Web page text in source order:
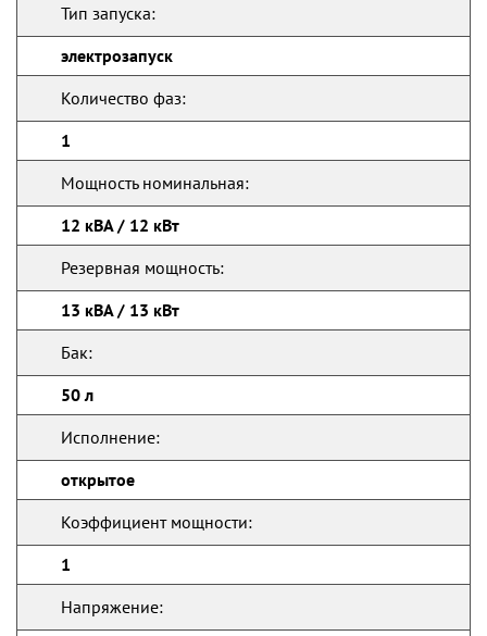
Тип запуска:
электрозапуск
Количество фаз:
1
Мощность номинальная:
12 кВА / 12 кВт
Резервная мощность:
13 кВА / 13 кВт
Бак:
50 л
Исполнение:
открытое
Коэффициент мощности:
1
Напряжение: